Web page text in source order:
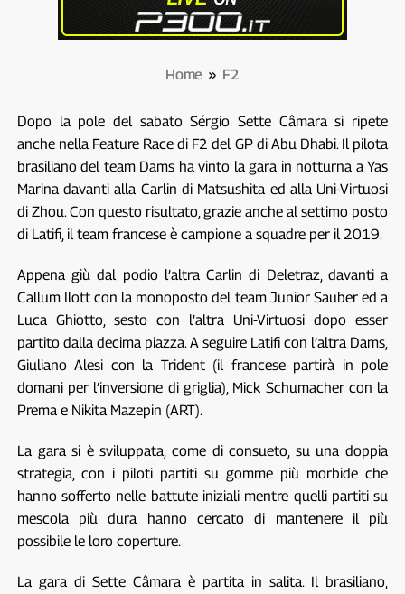
Home » F2
Dopo la pole del sabato Sérgio Sette Câmara si ripete
anche nella Feature Race di F2 del GP di Abu Dhabi. Il pilota
brasiliano del team Dams ha vinto la gara in notturna a Yas
Marina davanti alla Carlin di Matsushita ed alla Uni-Virtuosi
di Zhou. Con questo risultato, grazie anche al settimo posto
di Latifi, il team francese è campione a squadre per il 2019.
Appena giù dal podio l’altra Carlin di Deletraz, davanti a
Callum Ilott con la monoposto del team Junior Sauber ed a
Luca Ghiotto, sesto con l’altra Uni-Virtuosi dopo esser
partito dalla decima piazza. A seguire Latifi con l’altra Dams,
Giuliano Alesi con la Trident (il francese partirà in pole
domani per l’inversione di griglia), Mick Schumacher con la
Prema e Nikita Mazepin (ART).
La gara si è sviluppata, come di consueto, su una doppia
strategia, con i piloti partiti su gomme più morbide che
hanno sofferto nelle battute iniziali mentre quelli partiti su
mescola più dura hanno cercato di mantenere il più
possibile le loro coperture.
La gara di Sette Câmara è partita in salita. Il brasiliano,